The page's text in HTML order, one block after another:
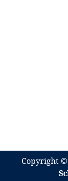
Copyright ©